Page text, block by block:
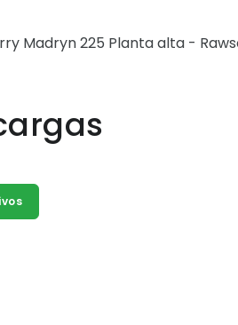
Madryn 225 Planta alta -